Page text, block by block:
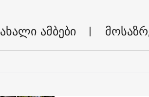
ახალი ამბები